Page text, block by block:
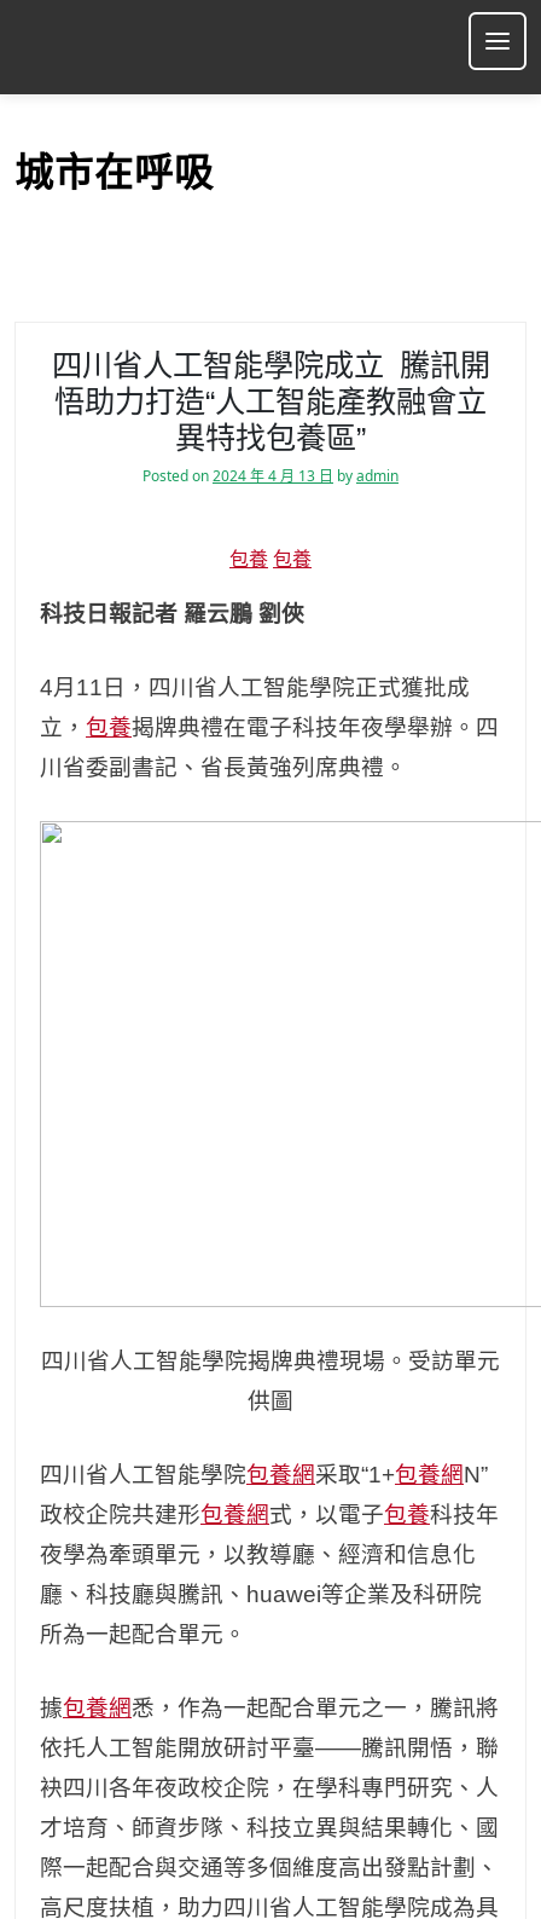
p
城市在呼吸
四川省人工智能學院成立 騰訊開
悟助力打造“人工智能產教融會立
異特找包養區”
Posted on2024 年 4 月 13 日 byadmin
包養 包養
科技日報記者 羅云鵬 劉俠
4月11日，四川省人工智能學院正式獲批成
立， 包養揭牌典禮在電子科技年夜學舉辦。四
川省委副書記、省長黃強列席典禮。
四川省人工智能學院揭牌典禮現場。受訪單元
供圖
四川省人工智能學院包養網采取“1+包養網N”
政校企院共建形包養網式，以電子包養科技年
夜學為牽頭單元，以教導廳、經濟和信息化
廳、科技廳與騰訊、huawei等企業及科研院
所為一起配合單元。
據包養網悉，作為一起配合單元之一，騰訊將
依托人工智能開放研討平臺——騰訊開悟，聯
袂四川各年夜政校企院，在學科專門研究、人
才培育、師資步隊、科技立異與結果轉化、國
際一起配合與交通等多個維度高出發點計劃、
高尺度扶植，助力四川省人工智能學院成為具